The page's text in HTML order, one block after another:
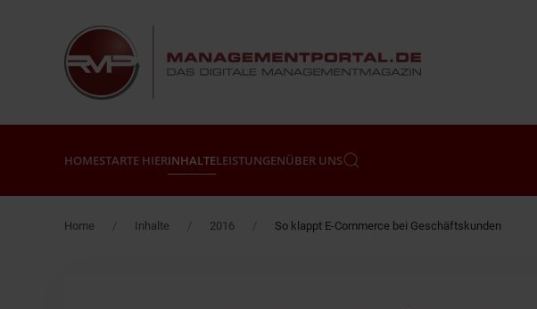
Zum Hauptinhalt springen
HOMESTARTE HIERINHALTELEISTUNGENÜBER UNS
Home Inhalte 2016 So klappt E-Commerce bei Geschäftskunden